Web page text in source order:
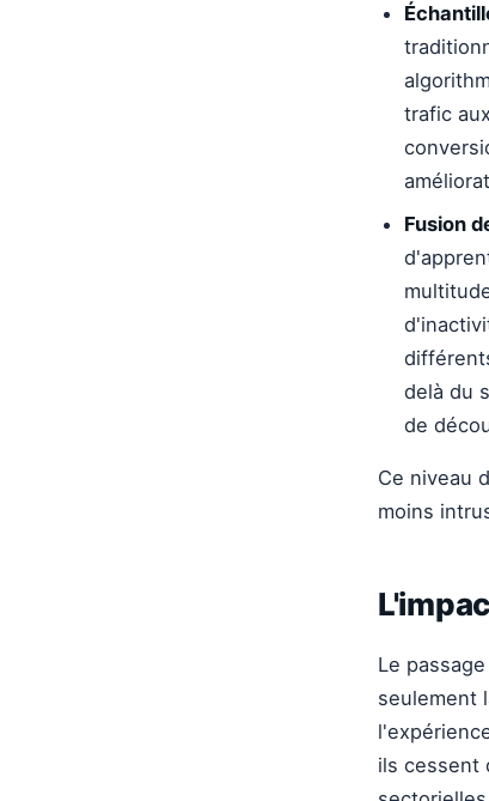
trafic
Fusion
delà du
de
Ce niveau
moins
Le
seulement
ils cessent